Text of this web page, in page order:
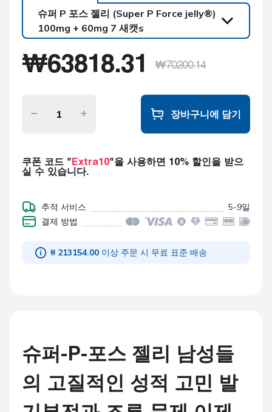
슈퍼 P 포스 젤리 (Super P Force jelly®)
100mg + 60mg 7 새캣s
(Super P Force jelly®)
100mg + 60mg 7 새캣s
100mg + 60mg 14 새캣
(Super P Force jelly®)
100mg + 60mg 21 새캣
s
슈퍼 P 포스 젤리
(Super P Force jelly®)
100mg + 60mg 28 새캣
슈퍼 P 포스 젤리
₩63818.31 ₩70200.14
장바구니에 담기
쿠폰 코드 " Extra10"을 사용하면 10% 할인을 받으
실 수 있습니다.
추적 서비스
5-9일
결제 방법
₩ 213154.00 이상 주문 시 무료 표준 배송
슈퍼-P-포스 젤리 남성들
의 고질적인 성적 고민 발